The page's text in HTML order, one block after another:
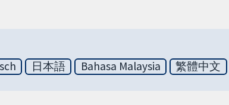
日本語 Bahasa Malaysia 繁體中文